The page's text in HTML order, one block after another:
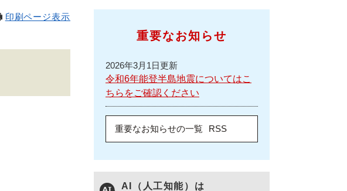
印刷ページ表示
重要なお知らせ
2026年3月1日更新
令和6年能登半島地震についてはこ
ちらをご確認ください
重要なお知らせの一覧 RSS
AI（人工知能）は